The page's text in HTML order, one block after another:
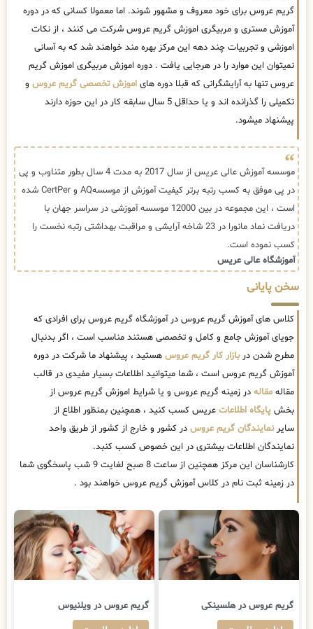
گریم عروس برای خود معروف و مشهور شوند. اما معمولا کسانی که در دوره
آموزش مستری و مربیگری اموزش گریم عروس شرکت می کنند ، از نکات
اموزشی و تجربیات چند دهه این مرکز بهره مند خواهند شد که به آسانی
نمیتوان این موارد را در هرجایی یافت . دوره اموزش مربیگری اموزش گریم
عروس تنها به آرایشگرانی که قبلا دوره های اموزش تخصصی گریم عروس و
تکمیلی را گذرانده اند و یا حداقل 5 سال سابقه کار در این حوزه دارند
پیشنهاد میشود.
موسسه آموزش عالی عریس از سال 2017 به مدت 4 سال بطور متناوب و پی
در پی موفق به کسب رتبه برتر کیفیت آموزش از موسسهAQ و CertPer شده
است ، این مجموعه در بین 12000 موسسه آموزشی در سراسر جهان با
دریافت نماد مانورا در 23 شاخه آرایشی و مراقبت بهداشتی رتبه نخست را
کسب نموده است.
آموزشگاه عالی عریس
سخن پایانی
کلاس های آموزش گریم عروس در آموزشگاه گریم عروس برای افرادی که
جویای آموزش جامع و کامل و تخصصی هستند مناسب است ، اگر بدنبال
مطرح شدن دربازار کار گریم عروس هستید ، پیشنهاد ما شرکت در دوره
آموزش گریم عروس است ، شما میتوانید اطلاعات بسیار مفیدی در قالب
مقاله مقاله در زمینه گریم عروس و یا شرایط اموزش گریم عروس از
بخش پایگاه اطلاعات عریس کسب کنید ، همچنین بمنظور اطلاع از
سایرنمایندگان گریم عروس در کشور و خارج از کشور از طریق واحد
نمایندگان اطلاعات بیشتری در این خصوص کسب کنبد.
کارشناسان این مرکز همچنین از ساعت 8 صبح لغایت 9 شب پاسخگوی شما
در زمینه ثبت نام در کلاس آموزش گریم عروس خواهند بود .
گریم عروس در هلسینکی گریم عروس در ویلنیوس